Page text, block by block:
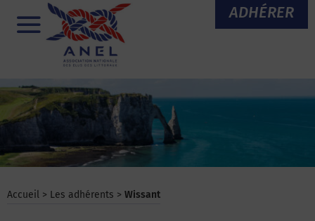
ADHÉRER
Menu
Accueil > Les adhérents > Wissant